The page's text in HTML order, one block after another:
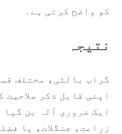
کو واضح کرتی ہے۔
نتیجہ
گراب بالٹی، مختلف
اپنی قابل ذکر
ایک ضروری آلہ بن
زراعت، جنگلات، یا